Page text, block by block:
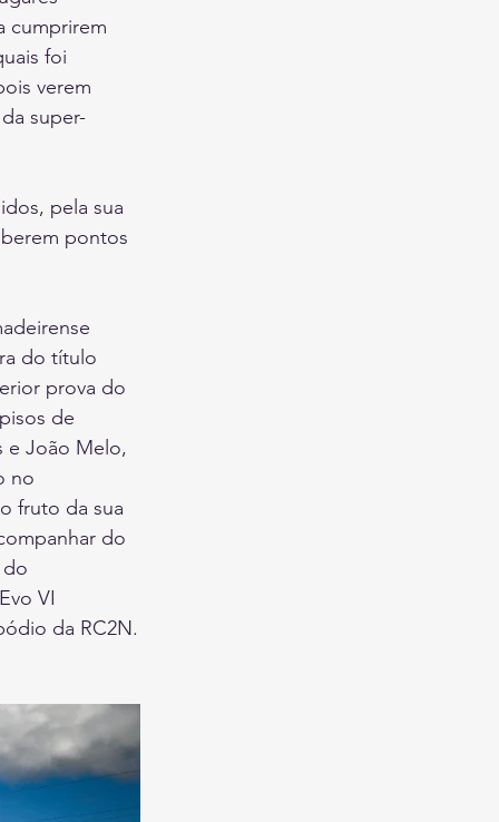
cumprirem
foi
verem
super-
pela sua
pontos
do título
prova do
de
e João Melo,
no
fruto da sua
do
do
VI
da RC2N.